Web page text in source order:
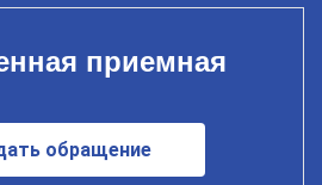
приемная
обращение